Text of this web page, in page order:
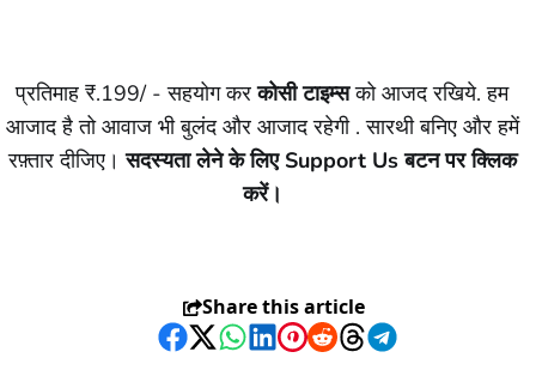
प्रतिमाह ₹.199/ - सहयोग करकोसी टाइम्सको आजद रखिये. हम
आजाद है तो आवाज भी बुलंद और आजाद रहेगी . सारथी बनिए और हमें
रफ़्तार दीजिए।सदस्यता लेने के लिए Support Us बटन पर क्लिक
करें।
Share this article
Facebook
TwitterWhatsApp
LinkedInPinterest
RedditThreadsTelegram